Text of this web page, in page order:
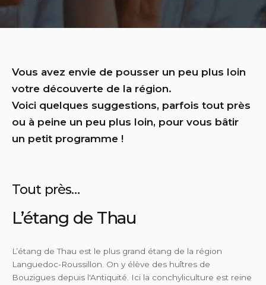
Vous avez envie de pousser un peu plus loin
votre découverte de la région.
Voici quelques suggestions, parfois tout près
ou à peine un peu plus loin, pour vous bâtir
un petit programme !
Tout près…
L’étang de Thau
L’étang de Thau est le plus grand étang de la région
Languedoc-Roussillon. On y élève des huîtres de
Bouzigues depuis l'Antiquité. Ici la conchyliculture est reine